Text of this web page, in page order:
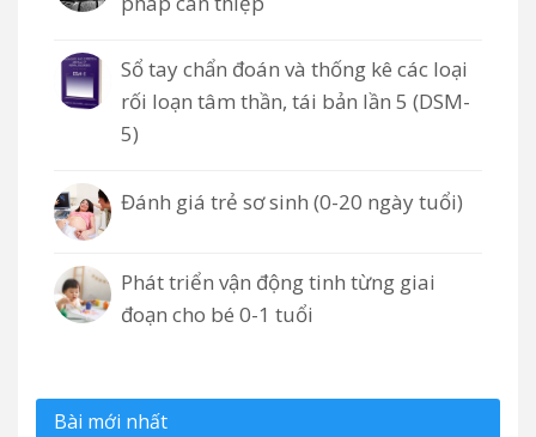
Sổ tay chẩn đoán và thống kê các loại
rối loạn tâm thần, tái bản lần 5 (DSM-
5)
Đánh giá trẻ sơ sinh (0-20 ngày tuổi)
Phát triển vận động tinh từng giai
đoạn cho bé 0-1 tuổi
Bài mới nhất